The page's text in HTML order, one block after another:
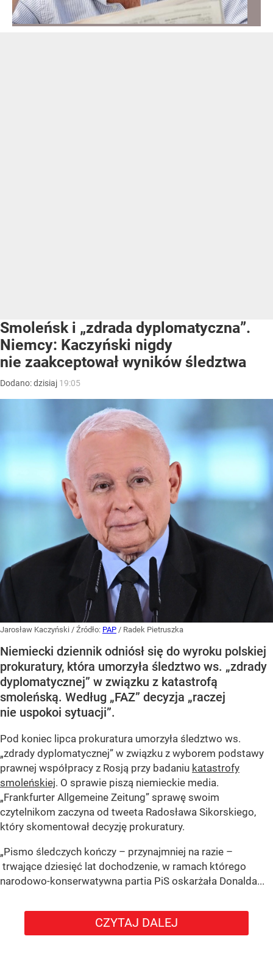
Smoleńsk i „zdrada dyplomatyczna”.
Niemcy: Kaczyński nigdy
nie zaakceptował wyników śledztwa
Dodano:dzisiaj 19:05
Jarosław Kaczyński / Źródło: PAP / Radek Pietruszka
Niemiecki dziennik odniósł się do wyroku polskiej
prokuratury, która umorzyła śledztwo ws. „zdrady
dyplomatycznej” w związku z katastrofą
smoleńską. Według „FAZ” decyzja „raczej
nie uspokoi sytuacji”.
Pod koniec lipca prokuratura umorzyła śledztwo ws.
„zdrady dyplomatycznej” w związku z wyborem podstawy
prawnej współpracy z Rosją przy badaniu katastrofy
smoleńskiej. O sprawie piszą niemieckie media.
„Frankfurter Allgemeine Zeitung” sprawę swoim
czytelnikom zaczyna od tweeta Radosława Sikorskiego,
który skomentował decyzję prokuratury.
„Pismo śledczych kończy – przynajmniej na razie –
trwające dziesięć lat dochodzenie, w ramach którego
narodowo-konserwatywna partia PiS oskarżała Donalda...
CZYTAJ DALEJ